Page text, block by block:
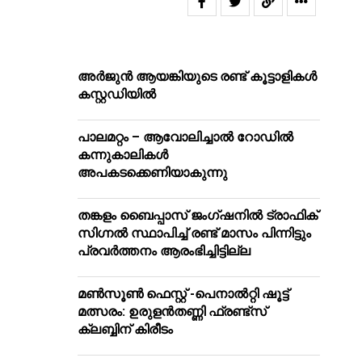
അർജുൻ ആയങ്കിയുടെ രണ്ട് കൂട്ടാളികൾ
കസ്റ്റഡിയിൽ
പാലമറ്റം – ആവോലിച്ചാൽ റോഡിൽ
കന്നുകാലികൾ
അപകടക്കെണിയാകുന്നു
തങ്കളം ബൈപ്പാസ് ജംഗ്ഷനിൽ ട്രാഫിക്
സിഗ്നല്‍ സ്ഥാപിച്ച് രണ്ട് മാസം പിന്നിട്ടും
പ്രവർത്തനം ആരംഭിച്ചിട്ടില്ല
മൺസൂൺ ഫെസ്റ്റ് -പെനാൽറ്റി ഷൂട്ട്
മത്സരം: ഉരുളൻതണ്ണി ഫ്രണ്ട്സ്
ക്ലബ്ബിന് കിരീടം